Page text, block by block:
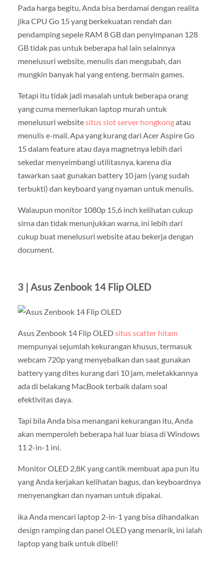
Pada harga begitu, Anda bisa berdamai dengan realita
jika CPU Go 15 yang berkekuatan rendah dan
pendamping sepele RAM 8 GB dan penyimpanan 128
GB tidak pas untuk beberapa hal lain selainnya
menelusuri website, menulis dan mengubah, dan
mungkin banyak hal yang enteng. bermain games.
Tetapi itu tidak jadi masalah untuk beberapa orang
yang cuma memerlukan laptop murah untuk
menelusuri websitesitus slot server hongkongatau
menulis e-mail. Apa yang kurang dari Acer Aspire Go
15 dalam feature atau daya magnetnya lebih dari
sekedar menyeimbangi utilitasnya, karena dia
tawarkan saat gunakan battery 10 jam (yang sudah
terbukti) dan keyboard yang nyaman untuk menulis.
Walaupun monitor 1080p 15,6 inch kelihatan cukup
sirna dan tidak menunjukkan warna, ini lebih dari
cukup buat menelusuri website atau bekerja dengan
document.
3 | Asus Zenbook 14 Flip OLED
Asus Zenbook 14 Flip OLEDsitus scatter hitam
mempunyai sejumlah kekurangan khusus, termasuk
webcam 720p yang menyebalkan dan saat gunakan
battery yang dites kurang dari 10 jam, meletakkannya
ada di belakang MacBook terbaik dalam soal
efektivitas daya.
Tapi bila Anda bisa menangani kekurangan itu, Anda
akan memperoleh beberapa hal luar biasa di Windows
11 2-in-1 ini.
Monitor OLED 2,8K yang cantik membuat apa pun itu
yang Anda kerjakan kelihatan bagus, dan keyboardnya
menyenangkan dan nyaman untuk dipakai.
ika Anda mencari laptop 2-in-1 yang bisa dihandalkan
design ramping dan panel OLED yang menarik, ini ialah
laptop yang baik untuk dibeli!